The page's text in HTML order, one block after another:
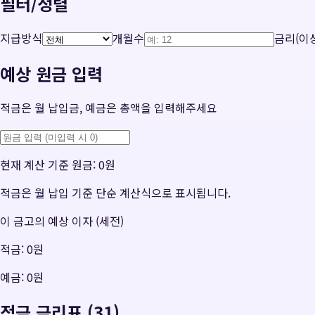
지급방식 개월수 금리(이
예상 원금 입력
적금은 월 납입금, 예금은 총액을 입력해주세요
현재 계산 기준 원금:0원
적금은 월 납입 기준 단순 계산식으로 표시됩니다.
이 금고의 예상 이자 (세전)
적금:0원
예금:0원